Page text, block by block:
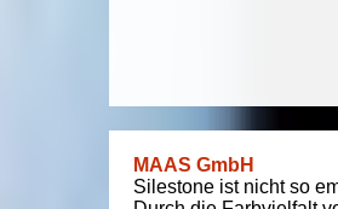
MAAS GmbH
Silestone ist nicht so